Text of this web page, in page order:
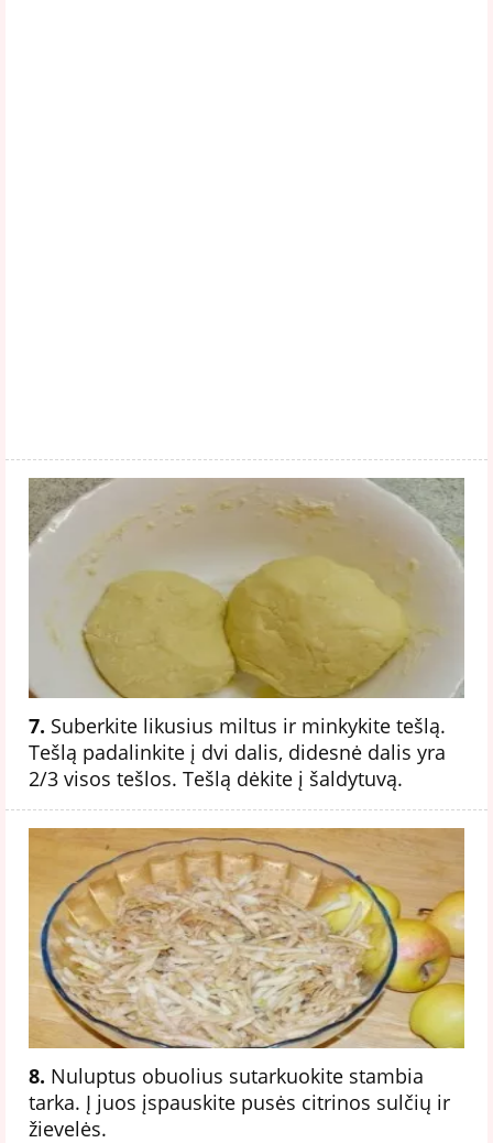
7. Suberkite likusius miltus ir minkykite tešlą.
Tešlą padalinkite į dvi dalis, didesnė dalis yra
2/3 visos tešlos. Tešlą dėkite į šaldytuvą.
8. Nuluptus obuolius sutarkuokite stambia
tarka. Į juos įspauskite pusės citrinos sulčių ir
žievelės.